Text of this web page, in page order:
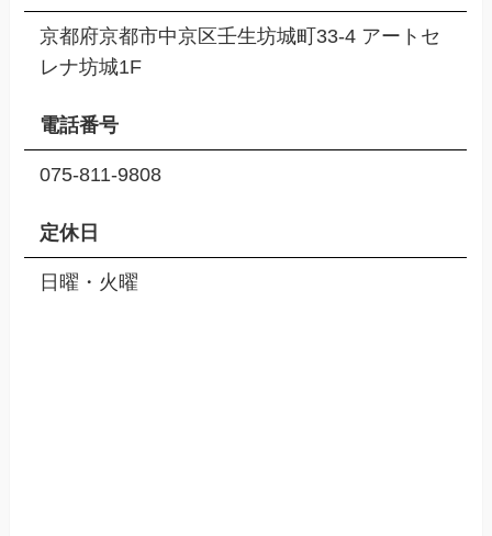
京都府京都市中京区壬生坊城町33-4 アートセ
レナ坊城1F
電話番号
075-811-9808
定休日
日曜・火曜